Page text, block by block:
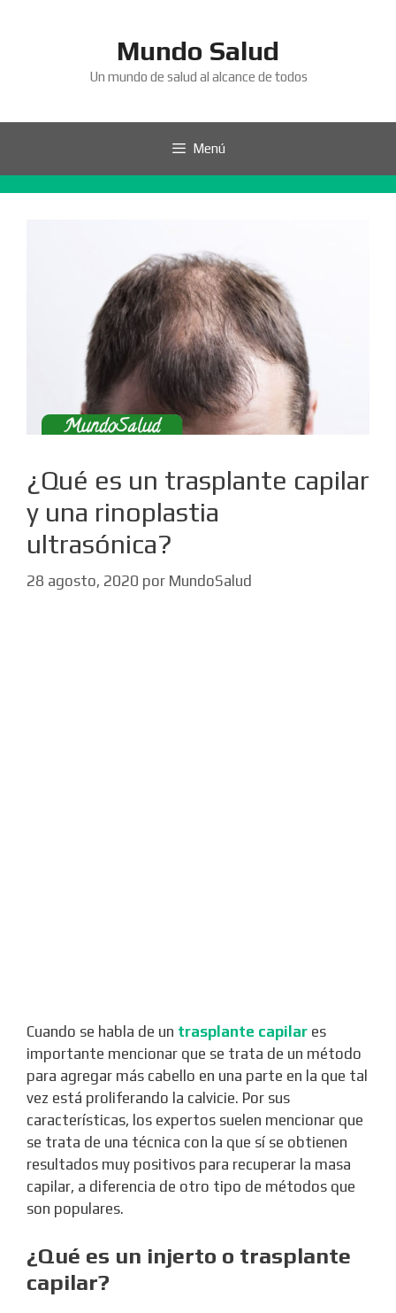
Mundo Salud
Un mundo de salud al alcance de todos
Menú
¿Qué es un trasplante capilar
y una rinoplastia
ultrasónica?
28 agosto, 2020 por MundoSalud
Cuando se habla de un trasplante capilar es
importante mencionar que se trata de un método
para agregar más cabello en una parte en la que tal
vez está proliferando la calvicie. Por sus
características, los expertos suelen mencionar que
se trata de una técnica con la que sí se obtienen
resultados muy positivos para recuperar la masa
capilar, a diferencia de otro tipo de métodos que
son populares.
¿Qué es un injerto o trasplante
capilar?